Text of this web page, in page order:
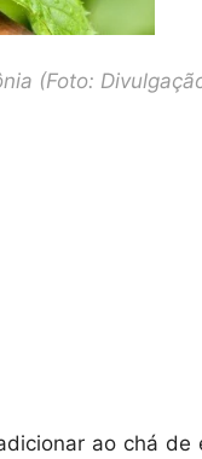
(Foto:
ao chá